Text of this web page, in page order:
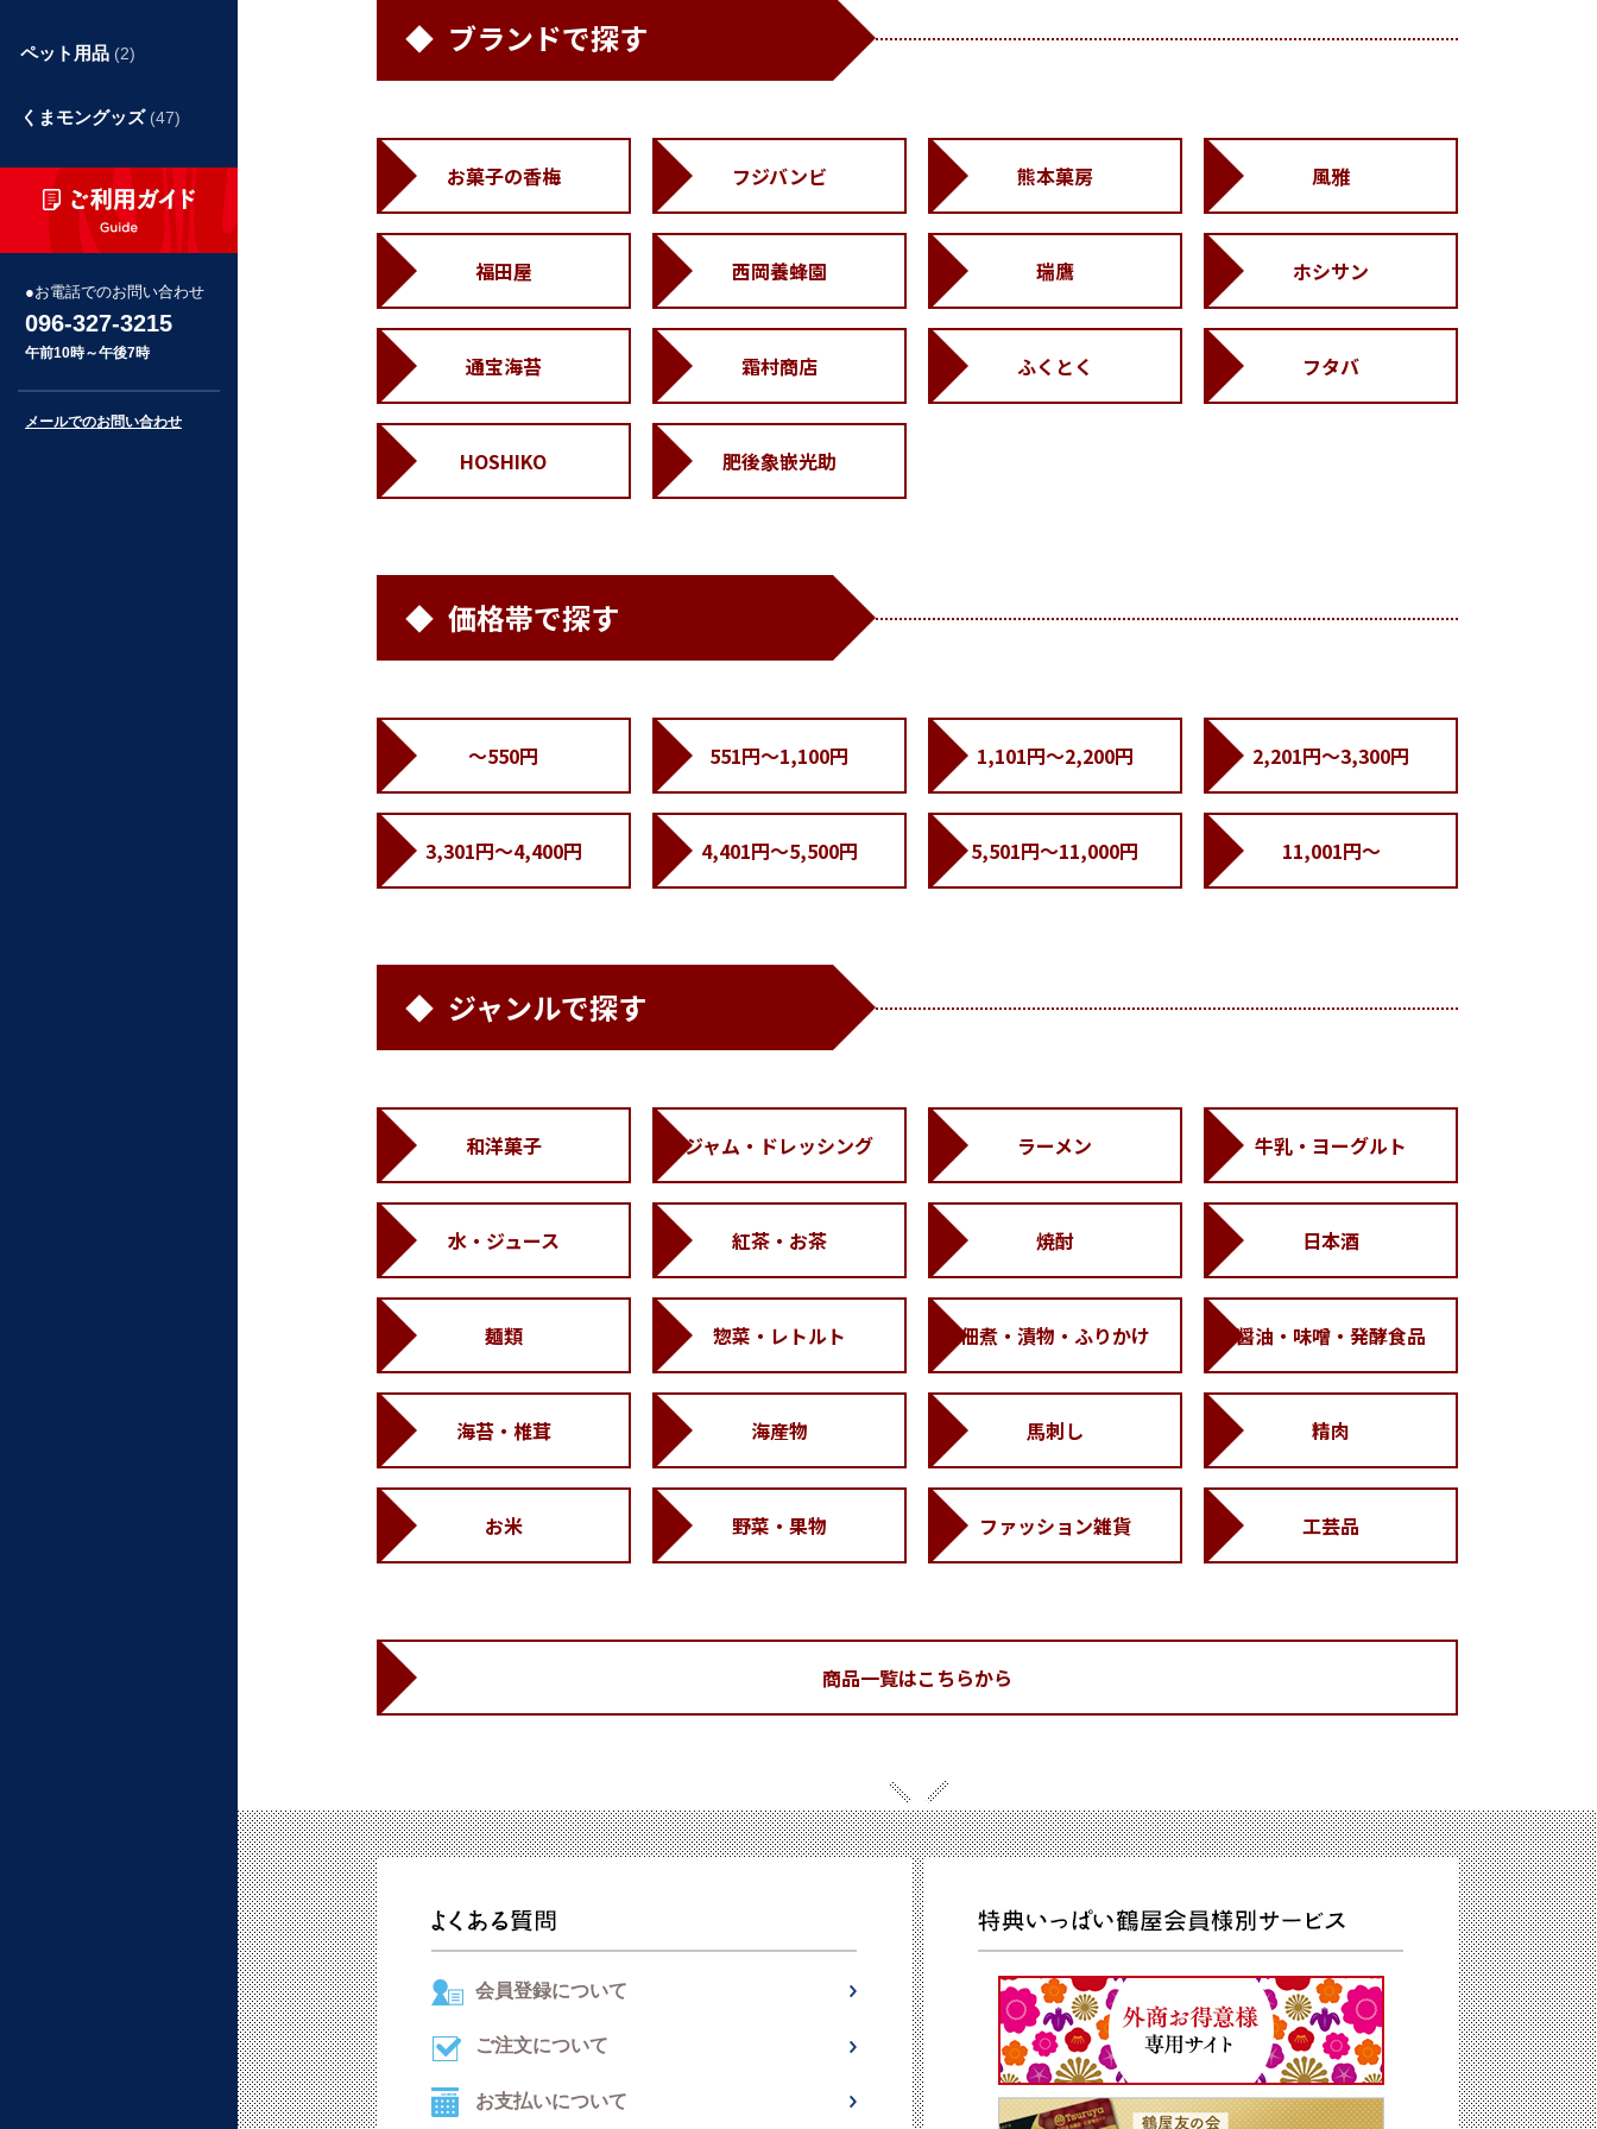
ブランドで探す
お菓子の香梅 フジバンビ 熊本菓房 風雅
福田屋 西岡養蜂園 瑞鷹 ホシサン
通宝海苔 霜村商店 ふくとく フタバ
HOSHIKO 肥後象嵌光助
価格帯で探す
～550円 551円～1,100円 1,101円～2,200円 2,201円～3,300円
3,301円～4,400円 4,401円～5,500円 5,501円～11,000円 11,001円～
ジャンルで探す
和洋菓子 ジャム・ドレッシング ラーメン 牛乳・ヨーグルト
水・ジュース 紅茶・お茶 焼酎 日本酒
麺類 惣菜・レトルト 佃煮・漬物・ふりかけ 醤油・味噌・発酵食品
海苔・椎茸 海産物 馬刺し 精肉
お米 野菜・果物 ファッション雑貨 工芸品
商品一覧はこちらから
ペット用品 (2)
くまモングッズ (47)
お電話でのお問い合わせ
096-327-3215
午前10時～午後7時
メールでのお問い合わせ
会員登録について
ご注文について
お支払いについて